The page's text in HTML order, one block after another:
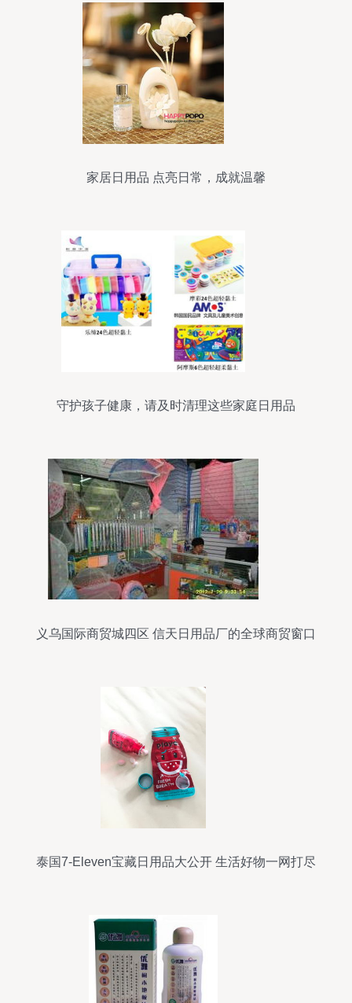
家居日用品 点亮日常，成就温馨
守护孩子健康，请及时清理这些家庭日用品
义乌国际商贸城四区 信天日用品厂的全球商贸窗口
泰国7-Eleven宝藏日用品大公开 生活好物一网打尽